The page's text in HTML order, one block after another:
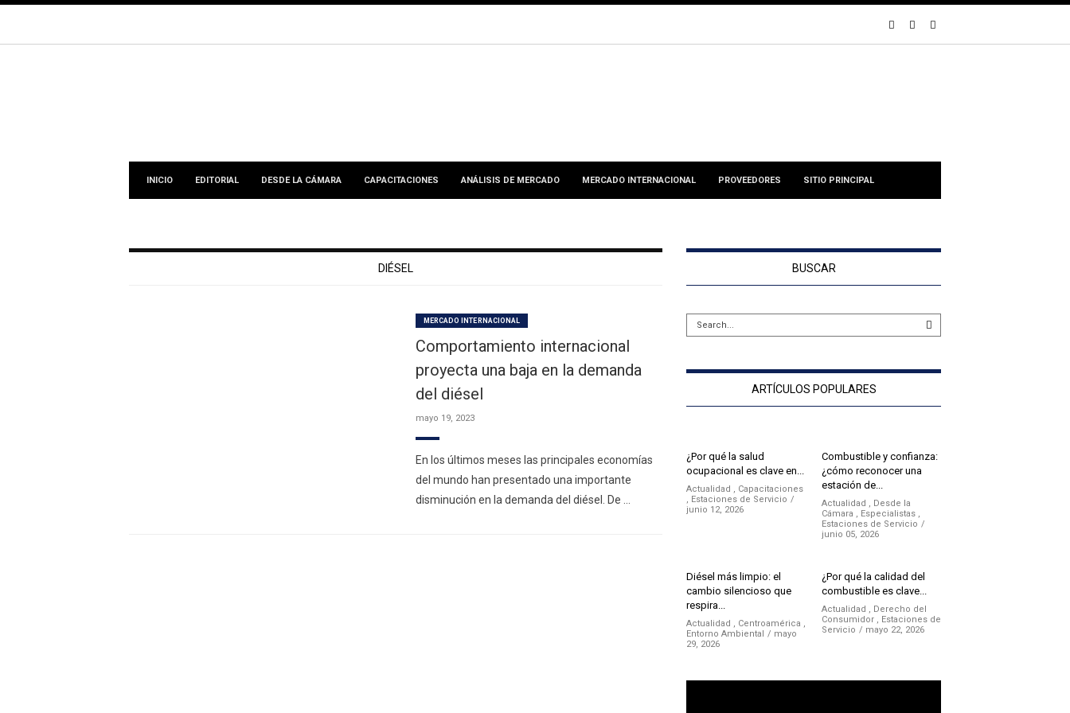
INICIO EDITORIAL DESDE LA CÁMARA CAPACITACIONES ANÁLISIS DE MERCADO MERCADO INTERNACIONAL PROVEEDORES SITIO PRINCIPAL
DIÉSEL
MERCADO INTERNACIONAL
Comportamiento internacional
proyecta una baja en la demanda
del diésel
mayo 19, 2023
En los últimos meses las principales economías
del mundo han presentado una importante
disminución en la demanda del diésel. De …
BUSCAR
ARTÍCULOS POPULARES
¿Por qué la salud
ocupacional es clave en...
Actualidad , Capacitaciones
, Estaciones de Servicio
junio 12, 2026
Combustible y confianza:
¿cómo reconocer una
estación de...
Actualidad , Desde la
Cámara , Especialistas ,
Estaciones de Servicio
junio 05, 2026
Diésel más limpio: el
cambio silencioso que
respira...
Actualidad , Centroamérica ,
Entorno Ambiental
mayo
29, 2026
¿Por qué la calidad del
combustible es clave...
Actualidad , Derecho del
Consumidor , Estaciones de
Servicio
mayo 22, 2026